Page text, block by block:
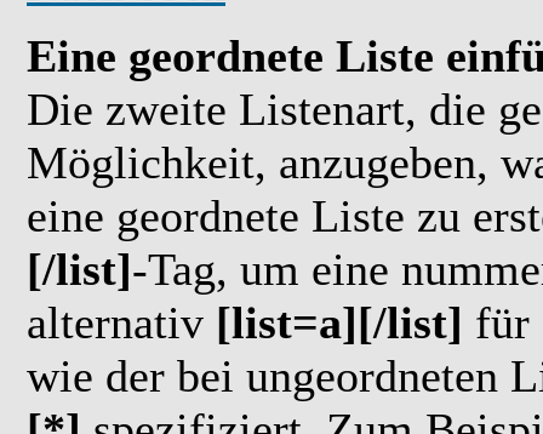
Eine geordnete Liste
Die zweite Listenart, die
Möglichkeit, anzugeben,
eine geordnete Liste zu
[/list]-Tag, um eine
alternativ [list=a][/list] für
wie der bei ungeordneten